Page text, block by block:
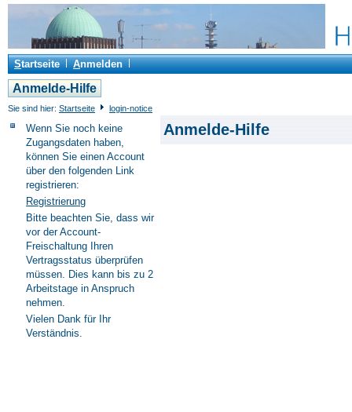
Startseite Anmelden
Anmelde-Hilfe
Sie sind hier: Startseite login-notice
Wenn Sie noch keine
Zugangsdaten haben,
können Sie einen Account
über den folgenden Link
registrieren:
Registrierung
Bitte beachten Sie, dass wir
vor der Account-
Freischaltung Ihren
Vertragsstatus überprüfen
müssen. Dies kann bis zu 2
Arbeitstage in Anspruch
nehmen.
Vielen Dank für Ihr
Verständnis.
Anmelde-Hilfe